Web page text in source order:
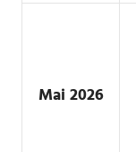
Mai 2026